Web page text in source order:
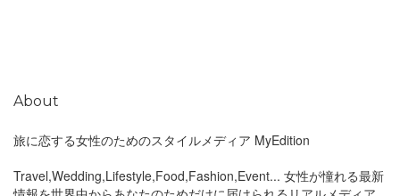
About
旅に恋する女性のためのスタイルメディア MyEdition
Travel,Wedding,Lifestyle,Food,Fashion,Event... 女性が憧れる最新